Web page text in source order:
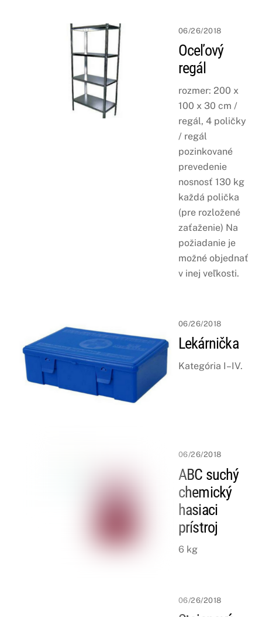
06/26/2018
Oceľový
regál
rozmer: 200 x
100 x 30 cm /
regál, 4 poličky
/ regál
pozinkované
prevedenie
nosnosť 130 kg
každá polička
(pre rozložené
zaťaženie) Na
požiadanie je
možné objednať
v inej veľkosti.
06/26/2018
Lekárnička
Kategória I–IV.
06/26/2018
ABC suchý
chemický
hasiaci
prístroj
6 kg
06/26/2018